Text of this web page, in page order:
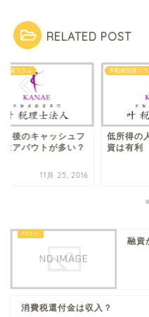
RELATED POST
投資コラム
き後のキャッシュフ
はアバウトが多い？
11月 25, 2016
不動産投資コラ
低所得の
資は有利
融資
消費税還付金は収入？